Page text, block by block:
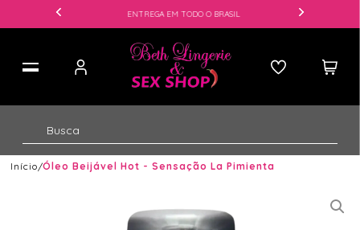
ENTREGA EM TODO O BRASIL
Início Óleo Beijável Hot - Sensação La Pimienta